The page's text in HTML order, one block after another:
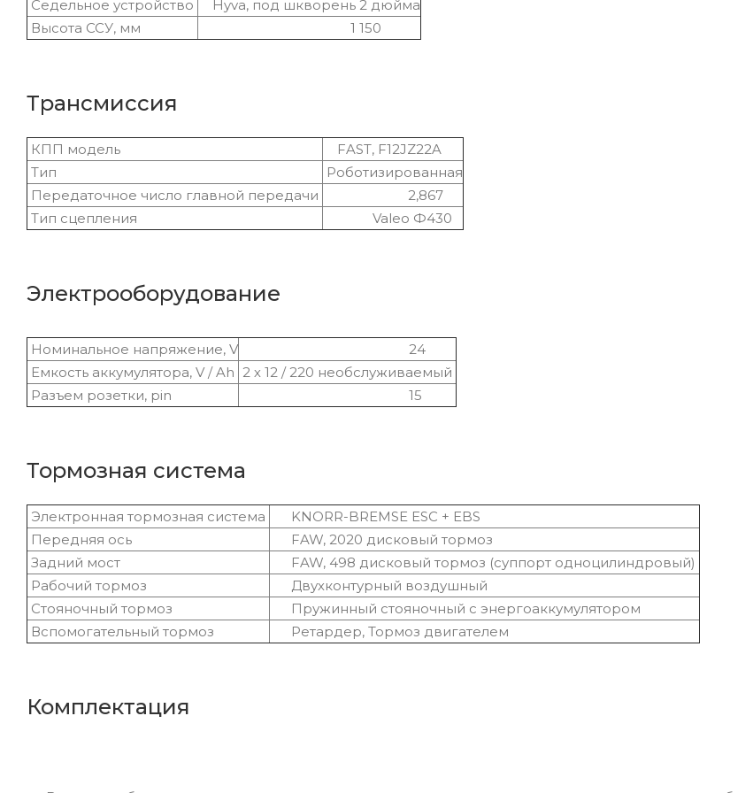
Седельное устройство
Hyva, под шкворень 2 дюйма
Высота ССУ, мм
1 150
Трансмиссия
КПП модель
FAST, F12JZ22A
Тип
Роботизированная
Передаточное число главной передачи
2,867
Тип сцепления
Valeo Ф430
Электрооборудование
Номинальное напряжение, V 24
Емкость аккумулятора, V / Ah 2 х 12 / 220 необслуживаемый
Разъем розетки, pin
15
Тормозная система
Электронная тормозная система
KNORR-BREMSE ESC + EBS
Передняя ось
FAW, 2020 дисковый тормоз
Задний мост
FAW, 498 дисковый тормоз (суппорт одноцилиндровый)
Рабочий тормоз
Двухконтурный воздушный
Стояночный тормоз
Пружинный стояночный с энергоаккумулятором
Вспомогательный тормоз
Ретардер, Тормоз двигателем
Комплектация